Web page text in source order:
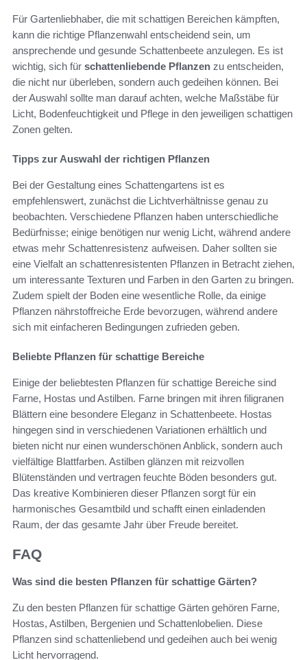
Für Gartenliebhaber, die mit schattigen Bereichen kämpften,
kann die richtige Pflanzenwahl entscheidend sein, um
ansprechende und gesunde Schattenbeete anzulegen. Es ist
wichtig, sich für schattenliebende Pflanzen zu entscheiden,
die nicht nur überleben, sondern auch gedeihen können. Bei
der Auswahl sollte man darauf achten, welche Maßstäbe für
Licht, Bodenfeuchtigkeit und Pflege in den jeweiligen schattigen
Zonen gelten.
Tipps zur Auswahl der richtigen Pflanzen
Bei der Gestaltung eines Schattengartens ist es
empfehlenswert, zunächst die Lichtverhältnisse genau zu
beobachten. Verschiedene Pflanzen haben unterschiedliche
Bedürfnisse; einige benötigen nur wenig Licht, während andere
etwas mehr Schattenresistenz aufweisen. Daher sollten sie
eine Vielfalt an schattenresistenten Pflanzen in Betracht ziehen,
um interessante Texturen und Farben in den Garten zu bringen.
Zudem spielt der Boden eine wesentliche Rolle, da einige
Pflanzen nährstoffreiche Erde bevorzugen, während andere
sich mit einfacheren Bedingungen zufrieden geben.
Beliebte Pflanzen für schattige Bereiche
Einige der beliebtesten Pflanzen für schattige Bereiche sind
Farne, Hostas und Astilben. Farne bringen mit ihren filigranen
Blättern eine besondere Eleganz in Schattenbeete. Hostas
hingegen sind in verschiedenen Variationen erhältlich und
bieten nicht nur einen wunderschönen Anblick, sondern auch
vielfältige Blattfarben. Astilben glänzen mit reizvollen
Blütenständen und vertragen feuchte Böden besonders gut.
Das kreative Kombinieren dieser Pflanzen sorgt für ein
harmonisches Gesamtbild und schafft einen einladenden
Raum, der das gesamte Jahr über Freude bereitet.
FAQ
Was sind die besten Pflanzen für schattige Gärten?
Zu den besten Pflanzen für schattige Gärten gehören Farne,
Hostas, Astilben, Bergenien und Schattenlobelien. Diese
Pflanzen sind schattenliebend und gedeihen auch bei wenig
Licht hervorragend.